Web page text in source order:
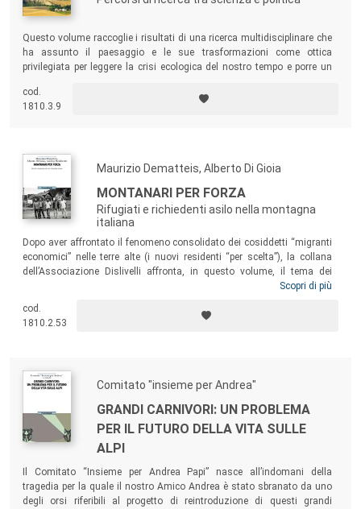
criteri identificanti il carattere scientifico delle
pubblicazioni definiti dal Ministero dell’Università e della
Ricerca.
Questo volume raccoglie i risultati di una ricerca multidisciplinare che
ha assunto il paesaggio e le sue trasformazioni come ottica
privilegiata per leggere la crisi ecologica del nostro tempo e porre un
cod.
1810.3.9
Maurizio Dematteis, Alberto Di Gioia
MONTANARI PER FORZA
Rifugiati e richiedenti asilo nella montagna
italiana
Dopo aver affrontato il fenomeno consolidato dei cosiddetti “migranti
economici” nelle terre alte (i nuovi residenti “per scelta”), la collana
dell’Associazione Dislivelli affronta, in questo volume, il tema dei
richiedenti asilo e dei rifugiati, indirizzati forzosamente verso le valli
sembravano guardare più alla dispersione degli stranieri sul territorio
che alla loro inclusione sociale, temporanea o permanente che fosse.
Scopri di più
cod.
1810.2.53
Comitato "insieme per Andrea"
GRANDI CARNIVORI: UN PROBLEMA
PER IL FUTURO DELLA VITA SULLE
ALPI
Il Comitato “Insieme per Andrea Papi” nasce all’indomani della
tragedia per la quale il nostro Amico Andrea è stato sbranato da uno
degli orsi riferibili al progetto di reintroduzione di questi grandi